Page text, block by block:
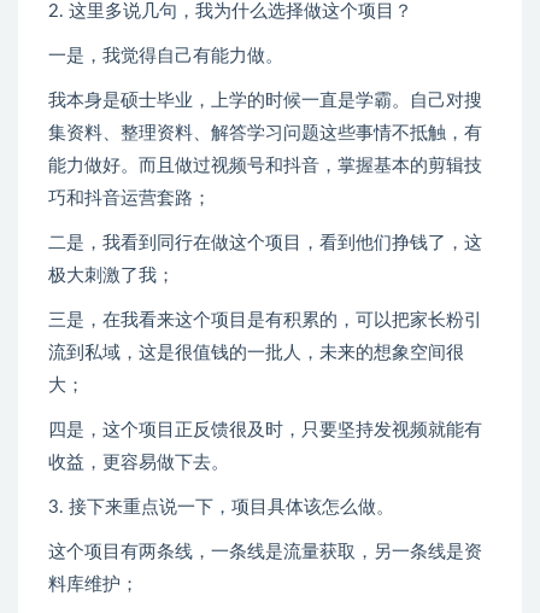
2. 这里多说几句，我为什么选择做这个项目？
一是，我觉得自己有能力做。
我本身是硕士毕业，上学的时候一直是学霸。自己对搜
集资料、整理资料、解答学习问题这些事情不抵触，有
能力做好。而且做过视频号和抖音，掌握基本的剪辑技
巧和抖音运营套路；
二是，我看到同行在做这个项目，看到他们挣钱了，这
极大刺激了我；
三是，在我看来这个项目是有积累的，可以把家长粉引
流到私域，这是很值钱的一批人，未来的想象空间很
大；
四是，这个项目正反馈很及时，只要坚持发视频就能有
收益，更容易做下去。
3. 接下来重点说一下，项目具体该怎么做。
这个项目有两条线，一条线是流量获取，另一条线是资
料库维护；